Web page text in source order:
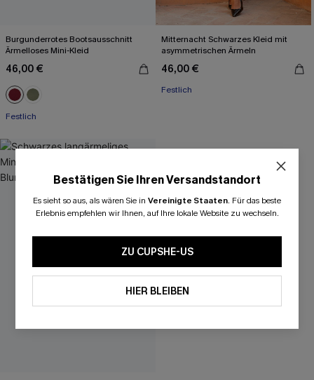
Burgunderrotes Bootsausschnitt
Ärmelloses Mini-Kleid
46,00 €
Festlich
Mitternacht Schwarzes Kleid mit
asymmetrischen Ärmeln
46,00 €
Festlich
Bestätigen Sie Ihren Versandstandort
Es sieht so aus, als wären Sie in Vereinigte Staaten. Für das beste
Erlebnis empfehlen wir Ihnen, auf Ihre lokale Website zu wechseln.
ZU CUPSHE-US
HIER BLEIBEN